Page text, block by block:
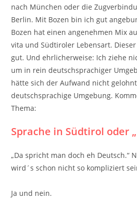
nach München oder die
Berlin. Mit Bozen bin ich gut
Bozen hat einen angenehmen Mix
vita und Südtiroler Lebensart.
gut. Und ehrlicherweise: Ich ziehe
um in rein deutschsprachiger
hätte sich der Aufwand nicht
deutschsprachige Umgebung.
Thema:
Sprache in Südtirol oder
„Da spricht man doch eh Deutsch.“
wird´s schon nicht so kompliziert
Ja und nein.